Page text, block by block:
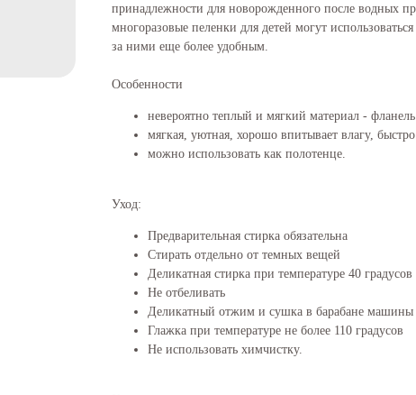
принадлежности для новорожденного после водных
многоразовые пеленки для детей могут
за ними еще более удобным.
Особенности
невероятно теплый и мягкий материал - фланель
мягкая, уютная, хорошо впитывает влагу,
можно использовать как полотенце.
Уход:
Предварительная стирка обязательна
Стирать отдельно от темных вещей
Деликатная стирка при температуре 40 градусов
Не отбеливать
Деликатный отжим и сушка в барабане машины
Глажка при температуре не более 110 градусов
Не использовать химчистку.